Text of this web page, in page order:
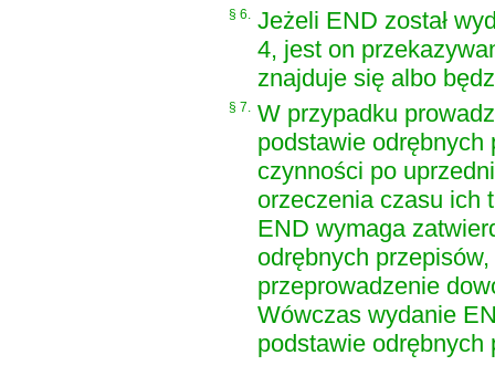
§ 6.
Jeżeli END został
4, jest on
znajduje się albo
§ 7.
W przypadku
podstawie
czynności po
orzeczenia czasu ich
END wymaga
odrębnych
przeprowadzenie
Wówczas wydanie
podstawie odrębnych